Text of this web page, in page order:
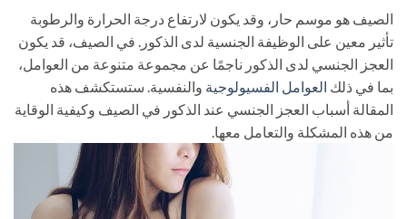
الصيف هو موسم حار، وقد يكون لارتفاع درجة الحرارة والرطوبة
تأثير معين على الوظيفة الجنسية لدى الذكور. في الصيف، قد يكون
العجز الجنسي لدى الذكور ناجمًا عن مجموعة متنوعة من العوامل،
بما في ذلك العوامل الفسيولوجية والنفسية. ستستكشف هذه
المقالة أسباب العجز الجنسي عند الذكور في الصيف وكيفية الوقاية
من هذه المشكلة والتعامل معها.